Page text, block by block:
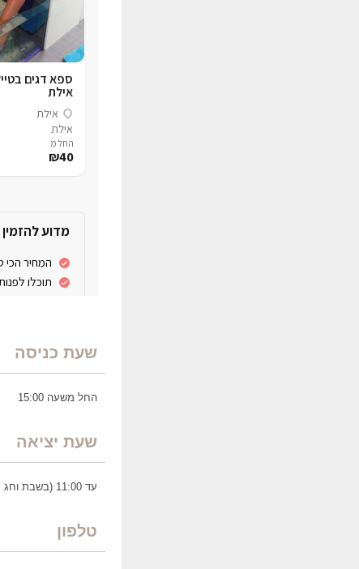
שעת כניסה
החל משעה 15:00
שעת יציאה
עד 11:00 (בשבת וחג עד 14:00)
טלפון